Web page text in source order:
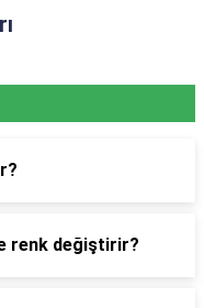
renk değiştirir?